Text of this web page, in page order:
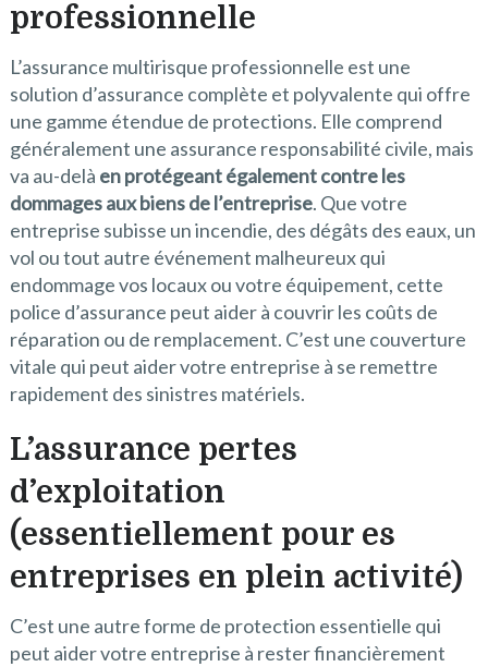
professionnelle
L’assurance multirisque professionnelle est une
solution d’assurance complète et polyvalente qui offre
une gamme étendue de protections. Elle comprend
généralement une assurance responsabilité civile, mais
va au-delà en protégeant également contre les
dommages aux biens de l’entreprise. Que votre
entreprise subisse un incendie, des dégâts des eaux, un
vol ou tout autre événement malheureux qui
endommage vos locaux ou votre équipement, cette
police d’assurance peut aider à couvrir les coûts de
réparation ou de remplacement. C’est une couverture
vitale qui peut aider votre entreprise à se remettre
rapidement des sinistres matériels.
L’assurance pertes
d’exploitation
(essentiellement pour es
entreprises en plein activité)
C’est une autre forme de protection essentielle qui
peut aider votre entreprise à rester financièrement